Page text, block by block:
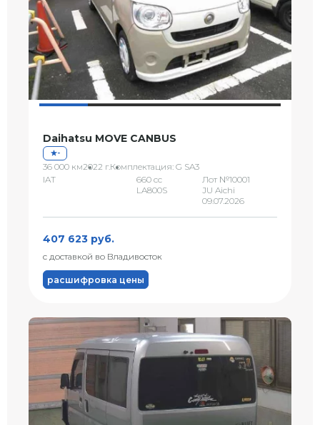
Daihatsu MOVE CANBUS
-
36 000 км2022 г.Комплектация: G SA3
IAT
660 сс
LA800S
Лот №10001
JU Aichi
09.07.2026
407 623 руб.
с доставкой во Владивосток
расшифровка цены